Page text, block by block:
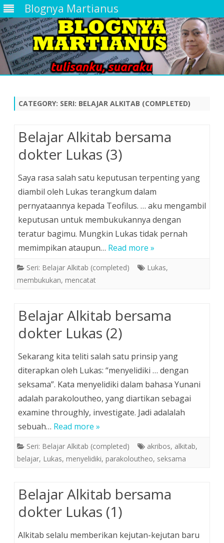
Blognya Martianus
CATEGORY: SERI: BELAJAR ALKITAB (COMPLETED)
Belajar Alkitab bersama
dokter Lukas (3)
Saya rasa salah satu keputusan terpenting yang
diambil oleh Lukas terangkum dalam
pernyataannya kepada Teofilus. … aku mengambil
keputusan untuk membukukannya dengan
teratur bagimu. Mungkin Lukas tidak pernah
memimpikan ataupun… Read more »
Seri: Belajar Alkitab (completed) Lukas,
membukukan, mencatat
Belajar Alkitab bersama
dokter Lukas (2)
Sekarang kita teliti salah satu prinsip yang
diterapkan oleh Lukas: “menyelidiki … dengan
seksama”. Kata menyelidiki dalam bahasa Yunani
adalah parakoloutheo, yang diartikan sebagai
examine throughly, investigate. Jadi adalalah
sebuah… Read more »
Seri: Belajar Alkitab (completed) akribos, alkitab,
belajar, Lukas, menyelidiki, parakoloutheo, seksama
Belajar Alkitab bersama
dokter Lukas (1)
Alkitab selalu memberikan kejutan-kejutan baru